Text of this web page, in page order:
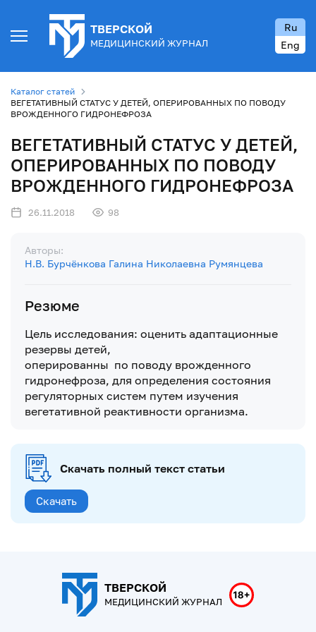
ТВЕРСКОЙ
МЕДИЦИНСКИЙ ЖУРНАЛ
Ru
Eng
Каталог статей
ВЕГЕТАТИВНЫЙ СТАТУС У ДЕТЕЙ, ОПЕРИРОВАННЫХ ПО ПОВОДУ
ВРОЖДЕННОГО ГИДРОНЕФРОЗА
ВЕГЕТАТИВНЫЙ СТАТУС У ДЕТЕЙ,
ОПЕРИРОВАННЫХ ПО ПОВОДУ
ВРОЖДЕННОГО ГИДРОНЕФРОЗА
26.11.2018 98
Авторы:
Н.В. Бурчёнкова Галина Николаевна Румянцева
Резюме
Цель исследования: оценить адаптационные
резервы детей,
оперированны по поводу врожденного
гидронефроза, для определения состояния
регуляторных систем путем изучения
вегетативной реактивности организма.
Скачать полный текст статьи
Скачать
ТВЕРСКОЙ
МЕДИЦИНСКИЙ ЖУРНАЛ